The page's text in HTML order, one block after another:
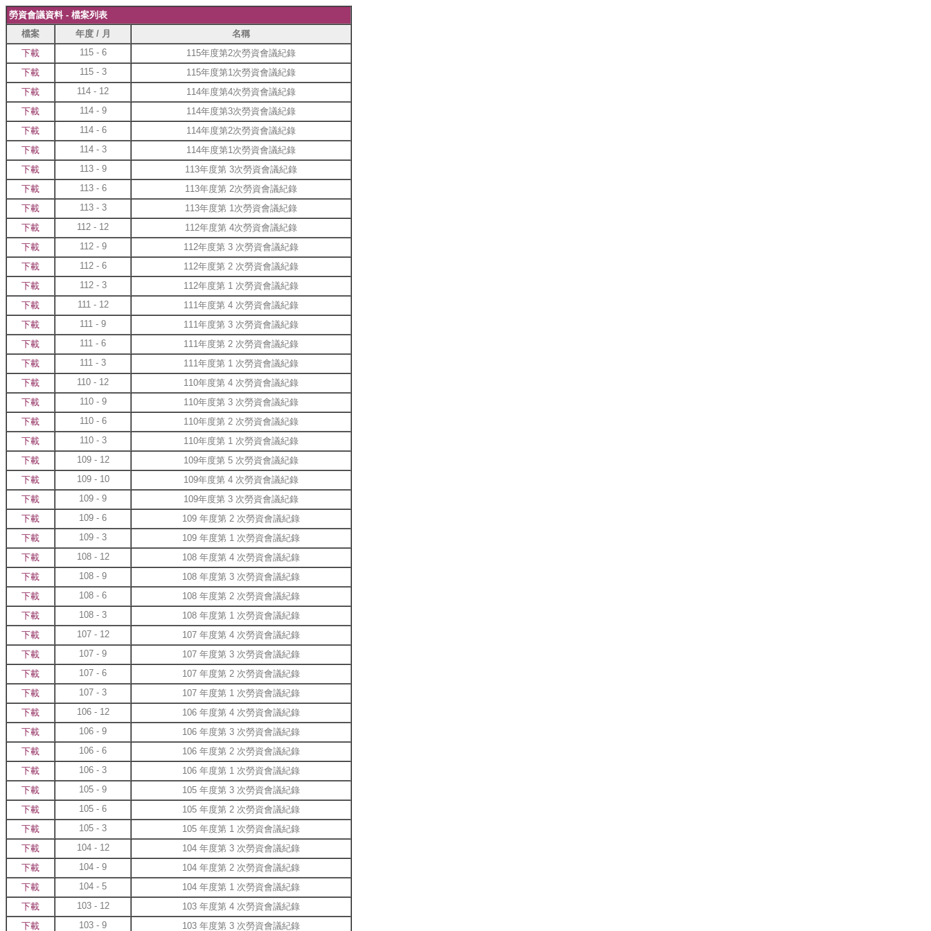
勞資會議資料 - 檔案列表
檔案
年度 / 月
名稱
下載
115 - 6
115年度第2次勞資會議紀錄
下載
115 - 3
115年度第1次勞資會議紀錄
下載
114 - 12
114年度第4次勞資會議紀錄
下載
114 - 9
114年度第3次勞資會議紀錄
下載
114 - 6
114年度第2次勞資會議紀錄
下載
114 - 3
114年度第1次勞資會議紀錄
下載
113 - 9
113年度第 3次勞資會議紀錄
下載
113 - 6
113年度第 2次勞資會議紀錄
下載
113 - 3
113年度第 1次勞資會議紀錄
下載
112 - 12
112年度第 4次勞資會議紀錄
下載
112 - 9
112年度第 3 次勞資會議紀錄
下載
112 - 6
112年度第 2 次勞資會議紀錄
下載
112 - 3
112年度第 1 次勞資會議紀錄
下載
111 - 12
111年度第 4 次勞資會議紀錄
下載
111 - 9
111年度第 3 次勞資會議紀錄
下載
111 - 6
111年度第 2 次勞資會議紀錄
下載
111 - 3
111年度第 1 次勞資會議紀錄
下載
110 - 12
110年度第 4 次勞資會議紀錄
下載
110 - 9
110年度第 3 次勞資會議紀錄
下載
110 - 6
110年度第 2 次勞資會議紀錄
下載
110 - 3
110年度第 1 次勞資會議紀錄
下載
109 - 12
109年度第 5 次勞資會議紀錄
下載
109 - 10
109年度第 4 次勞資會議紀錄
下載
109 - 9
109年度第 3 次勞資會議紀錄
下載
109 - 6
109 年度第 2 次勞資會議紀錄
下載
109 - 3
109 年度第 1 次勞資會議紀錄
下載
108 - 12
108 年度第 4 次勞資會議紀錄
下載
108 - 9
108 年度第 3 次勞資會議紀錄
下載
108 - 6
108 年度第 2 次勞資會議紀錄
下載
108 - 3
108 年度第 1 次勞資會議紀錄
下載
107 - 12
107 年度第 4 次勞資會議紀錄
下載
107 - 9
107 年度第 3 次勞資會議紀錄
下載
107 - 6
107 年度第 2 次勞資會議紀錄
下載
107 - 3
107 年度第 1 次勞資會議紀錄
下載
106 - 12
106 年度第 4 次勞資會議紀錄
下載
106 - 9
106 年度第 3 次勞資會議紀錄
下載
106 - 6
106 年度第 2 次勞資會議紀錄
下載
106 - 3
106 年度第 1 次勞資會議紀錄
下載
105 - 9
105 年度第 3 次勞資會議紀錄
下載
105 - 6
105 年度第 2 次勞資會議紀錄
下載
105 - 3
105 年度第 1 次勞資會議紀錄
下載
104 - 12
104 年度第 3 次勞資會議紀錄
下載
104 - 9
104 年度第 2 次勞資會議紀錄
下載
104 - 5
104 年度第 1 次勞資會議紀錄
下載
103 - 12
103 年度第 4 次勞資會議紀錄
下載
103 - 9 103 年度第 3 次勞資會議紀錄